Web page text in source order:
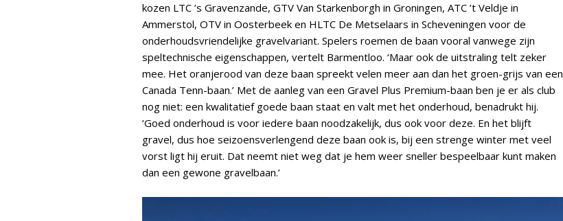
kozen LTC ’s Gravenzande, GTV Van Starkenborgh in Groningen, ATC ’t Veldje in
Ammerstol, OTV in Oosterbeek en HLTC De Metselaars in Scheveningen voor de
onderhoudsvriendelijke gravelvariant. Spelers roemen de baan vooral vanwege zijn
speltechnische eigenschappen, vertelt Barmentloo. ‘Maar ook de uitstraling telt zeker
mee. Het oranjerood van deze baan spreekt velen meer aan dan het groen-grijs van een
Canada Tenn-baan.’ Met de aanleg van een Gravel Plus Premium-baan ben je er als club
nog niet: een kwalitatief goede baan staat en valt met het onderhoud, benadrukt hij.
‘Goed onderhoud is voor iedere baan noodzakelijk, dus ook voor deze. En het blijft
gravel, dus hoe seizoensverlengend deze baan ook is, bij een strenge winter met veel
vorst ligt hij eruit. Dat neemt niet weg dat je hem weer sneller bespeelbaar kunt maken
dan een gewone gravelbaan.’